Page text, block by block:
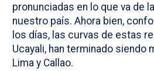
pronunciadas en lo que va de
nuestro país. Ahora bien,
los días, las curvas de estas
Ucayali, han terminado siendo
Lima y Callao.